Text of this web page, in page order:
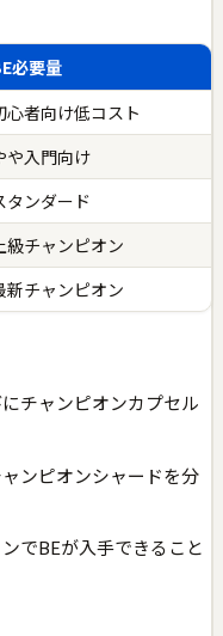
必要量
心者向け低コスト
や入門向け
タンダード
級チャンピオン
新チャンピオン
チャンピオンカプセル
ンピオンシャードを分
でBEが入手できること